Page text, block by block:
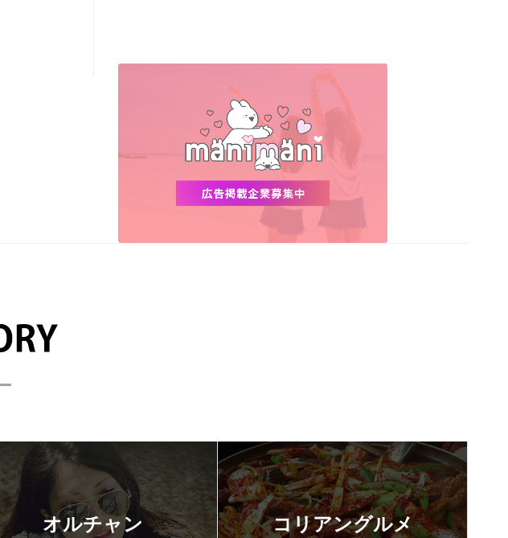
オルチャン コリアングルメ